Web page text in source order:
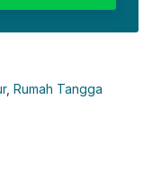
, Rumah Tangga